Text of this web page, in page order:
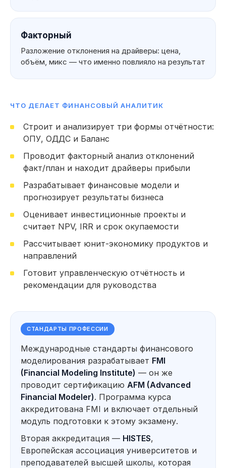
Факторный
Разложение отклонения на драйверы: цена,
объём, микс — что именно повлияло на результат
ЧТО ДЕЛАЕТ ФИНАНСОВЫЙ АНАЛИТИК
Строит и анализирует три формы отчётности:
ОПУ, ОДДС и Баланс
Проводит факторный анализ отклонений
факт/план и находит драйверы прибыли
Разрабатывает финансовые модели и
прогнозирует результаты бизнеса
Оценивает инвестиционные проекты и
считает NPV, IRR и срок окупаемости
Рассчитывает юнит-экономику продуктов и
направлений
Готовит управленческую отчётность и
рекомендации для руководства
СТАНДАРТЫ ПРОФЕССИИ
Международные стандарты финансового
моделирования разрабатывает FMI
(Financial Modeling Institute) — он же
проводит сертификацию AFM (Advanced
Financial Modeler). Программа курса
аккредитована FMI и включает отдельный
модуль подготовки к этому экзамену.
Вторая аккредитация — HISTES,
Европейская ассоциация университетов и
преподавателей высшей школы, которая
Мои
отклонений и выявляю драйверы
указать
в резюме
кейсов, которые встречались нашим
от выпускников, которые прошли отбор
в крупные компании)
(ОПУ, ОДДС, Баланс) и анализирую
финансовое состояние компании
Посмотерть еще
Использую нейросети для анализа
данных, прогнозирования
и подготовки аналитических
153 часа практики: Работа над проектами,
Прогнозирование и оценка
сценариев развития бизнеса
Оценка инвестиционной
Технические инструменты